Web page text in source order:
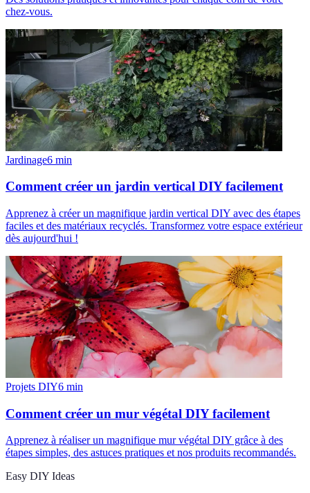
chez-vous.
Jardinage6 min
Comment créer un jardin vertical DIY facilement
Apprenez à créer un magnifique jardin vertical DIY avec des étapes
faciles et des matériaux recyclés. Transformez votre espace extérieur
dès aujourd'hui !
Projets DIY6 min
Comment créer un mur végétal DIY facilement
Apprenez à réaliser un magnifique mur végétal DIY grâce à des
étapes simples, des astuces pratiques et nos produits recommandés.
Easy DIY Ideas